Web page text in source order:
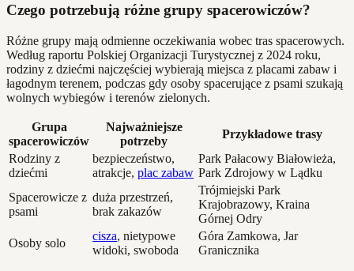
Czego potrzebują różne grupy spacerowiczów?
Różne grupy mają odmienne oczekiwania wobec tras spacerowych.
Według raportu Polskiej Organizacji Turystycznej z 2024 roku,
rodziny z dziećmi najczęściej wybierają miejsca z placami zabaw i
łagodnym terenem, podczas gdy osoby spacerujące z psami szukają
wolnych wybiegów i terenów zielonych.
Grupa
spacerowiczów
Najważniejsze
potrzeby
Przykładowe trasy
Rodziny z
dziećmi
bezpieczeństwo,
atrakcje, plac zabaw
Park Pałacowy Białowieża,
Park Zdrojowy w Lądku
Spacerowicze z
psami
duża przestrzeń,
brak zakazów
Trójmiejski Park
Krajobrazowy, Kraina
Górnej Odry
Osoby solo
cisza, nietypowe
widoki, swoboda
Góra Zamkowa, Jar
Granicznika